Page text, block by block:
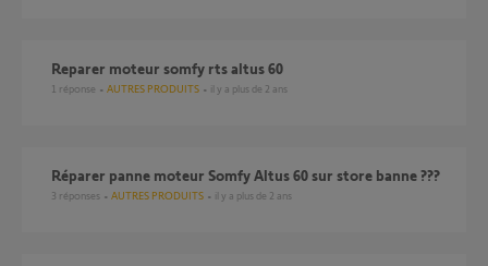
reparer moteur somfy rts altus 60
1 réponse AUTRES PRODUITS il y a plus de 2 ans
réparer panne moteur Somfy Altus 60 sur store banne ???
3 réponses AUTRES PRODUITS il y a plus de 2 ans